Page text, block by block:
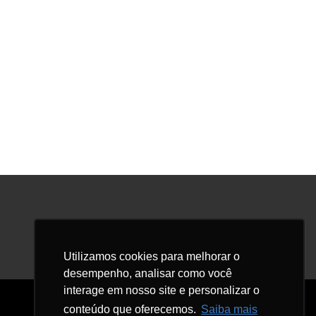
Utilizamos cookies para melhorar o
desempenho, analisar como você
interage em nosso site e personalizar o
conteúdo que oferecemos. Saiba mais